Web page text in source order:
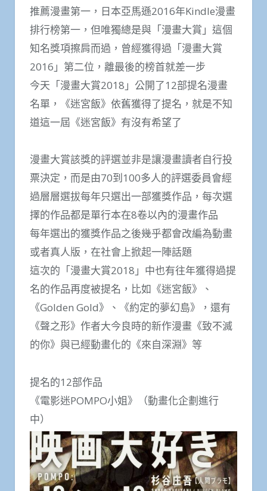
推薦漫畫第一，日本亞馬遜2016年Kindle漫畫
排行榜第一，但唯獨總是與「漫畫大賞」這個
知名獎項擦肩而過，曾經獲得過「漫畫大賞
2016」第二位，離最後的榜首就差一步
今天「漫畫大賞2018」公開了12部提名漫畫
名單，《迷宮飯》依舊獲得了提名，就是不知
道這一屆《迷宮飯》有沒有希望了
漫畫大賞該獎的評選並非是讓漫畫讀者自行投
票決定，而是由70到100多人的評選委員會經
過層層選拔每年只選出一部獲獎作品，每次選
擇的作品都是單行本在8卷以內的漫畫作品
每年選出的獲獎作品之後幾乎都會改編為動畫
或者真人版，在社會上掀起一陣話題
這次的「漫畫大賞2018」中也有往年獲得過提
名的作品再度被提名，比如《迷宮飯》、
《Golden Gold》、《約定的夢幻島》，還有
《聲之形》作者大今良時的新作漫畫《致不滅
的你》與已經動畫化的《來自深淵》等
提名的12部作品
《電影迷POMPO小姐》（動畫化企劃進行
中）